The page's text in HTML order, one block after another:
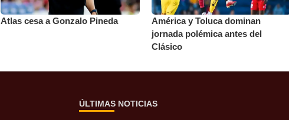
Atlas cesa a Gonzalo Pineda
América y Toluca dominan
jornada polémica antes del
Clásico
ÚLTIMAS NOTICIAS